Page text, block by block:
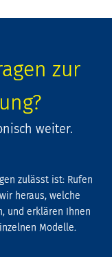
zur
weiter.
zulässt ist: Rufen
heraus, welche
und erklären Ihnen
Modelle.